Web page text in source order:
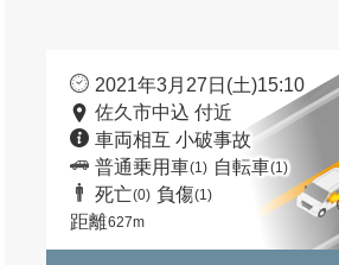
2021年3月27日(土)15:10
佐久市中込 付近
車両相互 小破事故
普通乗用車(1) 自転車(1)
死亡(0) 負傷(1)
距離627m